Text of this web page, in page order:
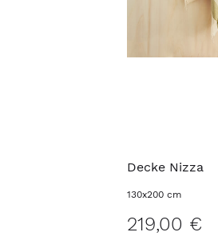
Decke Nizza
130x200 cm
219,00 €